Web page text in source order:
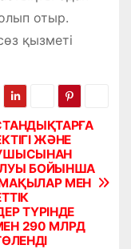
отыр.
қызметі
ЖӘНЕ
БОЙЫНША
МЕН
ТҮРІНДЕ
290 МЛРД